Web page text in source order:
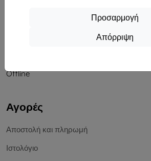
Προσαρμογή
Απόρριψη
Offline
Αγορές
Αποστολή και πληρωμή
Ιστολόγιο